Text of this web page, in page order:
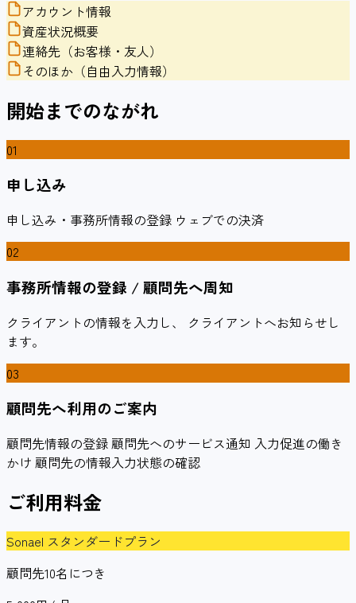
アカウント情報
資産状況概要
連絡先（お客様・友人）
そのほか（自由入力情報）
開始までのながれ
01
申し込み
申し込み・事務所情報の登録 ウェブでの決済
02
事務所情報の登録 / 顧問先へ周知
クライアントの情報を入力し、 クライアントへお知らせし
ます。
03
顧問先へ利用のご案内
顧問先情報の登録 顧問先へのサービス通知 入力促進の働き
かけ 顧問先の情報入力状態の確認
ご利用料金
Sonael スタンダードプラン
顧問先10名につき